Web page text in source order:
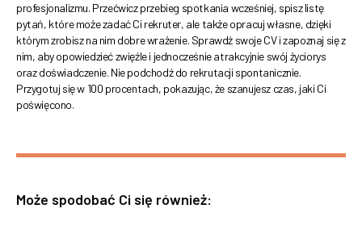
profesjonalizmu. Przećwicz przebieg spotkania wcześniej, spisz listę
pytań, które może zadać Ci rekruter, ale także opracuj własne, dzięki
którym zrobisz na nim dobre wrażenie. Sprawdź swoje CV i zapoznaj się z
nim, aby opowiedzieć zwięźle i jednocześnie atrakcyjnie swój życiorys
oraz doświadczenie. Nie podchodź do rekrutacji spontanicznie.
Przygotuj się w 100 procentach, pokazując, że szanujesz czas, jaki Ci
poświęcono.
Może spodobać Ci się również: